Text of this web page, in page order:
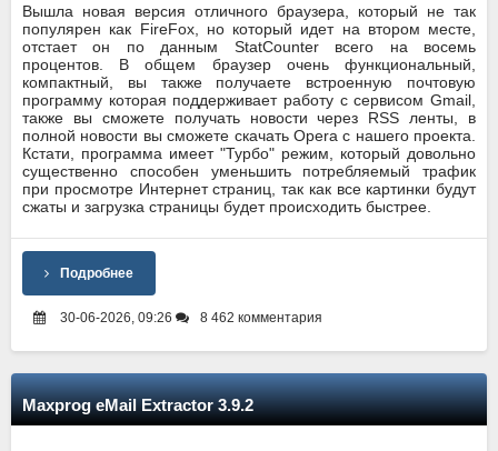
Вышла новая версия отличного браузера, который не так
популярен как FireFox, но который идет на втором месте,
отстает он по данным StatCounter всего на восемь
процентов. В общем браузер очень функциональный,
компактный, вы также получаете встроенную почтовую
программу которая поддерживает работу с сервисом Gmail,
также вы сможете получать новости через RSS ленты, в
полной новости вы сможете скачать Opera с нашего проекта.
Кстати, программа имеет "Турбо" режим, который довольно
существенно способен уменьшить потребляемый трафик
при просмотре Интернет страниц, так как все картинки будут
сжаты и загрузка страницы будет происходить быстрее.
Подробнее
30-06-2026, 09:26 8 462 комментария
Maxprog eMail Extractor 3.9.2